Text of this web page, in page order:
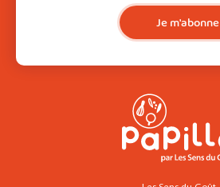
Je m'abonne